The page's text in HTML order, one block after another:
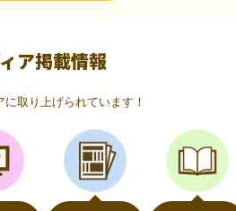
トショッピングが、モッピーでお得
はじめました。空いた時間にスマホで買
が、モッピーを経由するだけでショップ
ントが二重で貯まることを知り、ビック
ングをモッピーを経由するだけでポイ
く教えてほしかった～！貯まったポイ
ア掲載情報
取り上げられています！